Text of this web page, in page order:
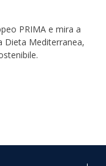
PRIMA e mira a
Dieta Mediterranea,